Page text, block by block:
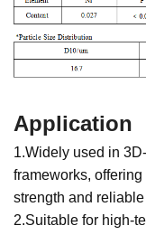
Application
1.Widely used in
frameworks,
strength and
2.Suitable for high-